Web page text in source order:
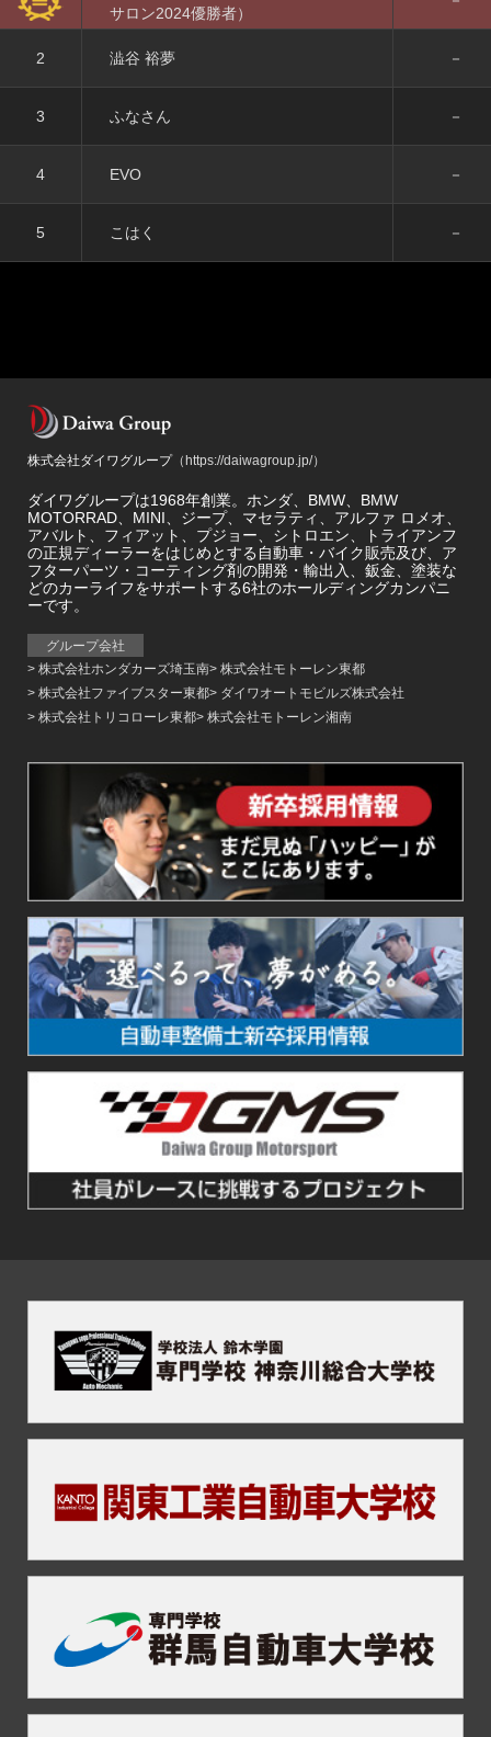
サロン2024優勝者）
2 澁谷 裕夢 －
3 ふなさん －
4 EVO －
5 こはく －
株式会社ダイワグループ（https://daiwagroup.jp/）
ダイワグループは1968年創業。ホンダ、BMW、BMW
MOTORRAD、MINI、ジープ、マセラティ、アルファ ロメオ、
アバルト、フィアット、プジョー、シトロエン、トライアンフ
の正規ディーラーをはじめとする自動車・バイク販売及び、ア
フターパーツ・コーティング剤の開発・輸出入、鈑金、塗装な
どのカーライフをサポートする6社のホールディングカンパニ
ーです。
グループ会社
株式会社ホンダカーズ埼玉南
株式会社モトーレン東都
株式会社ファイブスター東都
ダイワオートモビルズ株式会社
株式会社トリコローレ東都
株式会社モトーレン湘南